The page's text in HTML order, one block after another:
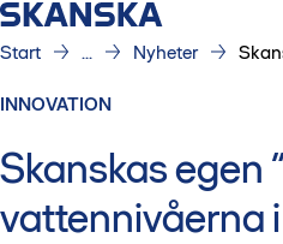
Start ... Nyheter
INNOVATION
Skanskas egen
vattennivåerna